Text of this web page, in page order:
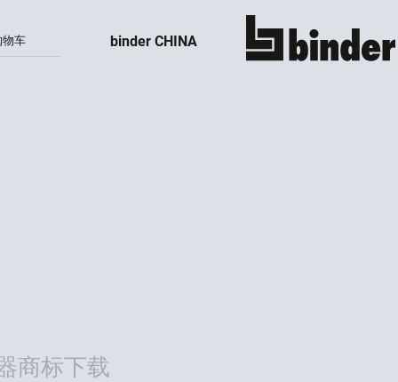
物车 binder CHINA 显示所有
商标下载